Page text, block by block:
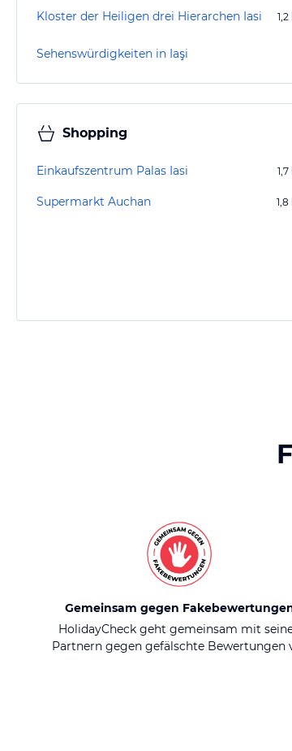
Kloster der Heiligen drei Hierarchen Iasi 1,2
Sehenswürdigkeiten in Iaşi
Shopping
Einkaufszentrum Palas Iasi 1,7
Supermarkt Auchan 1,8
Gemeinsam gegen
HolidayCheck geht gemeinsam mit
Partnern gegen gefälschte Bewertungen